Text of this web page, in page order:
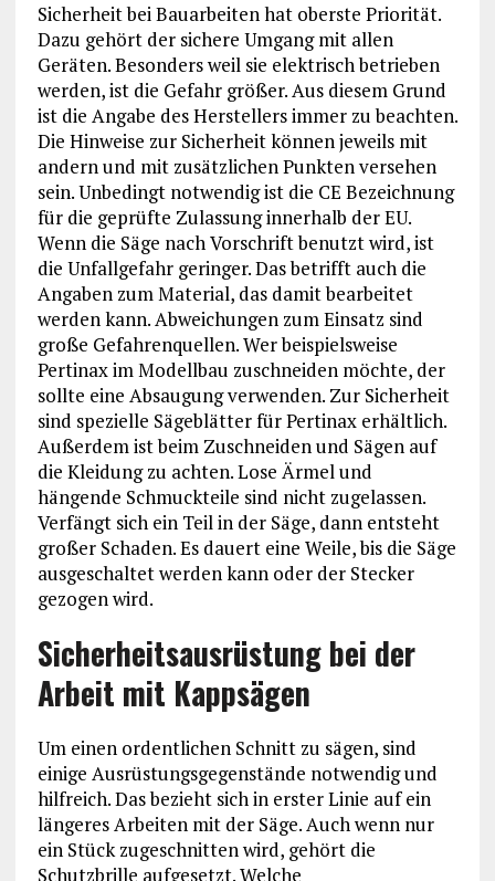
Sicherheit bei Bauarbeiten hat oberste Priorität.
Dazu gehört der sichere Umgang mit allen
Geräten. Besonders weil sie elektrisch betrieben
werden, ist die Gefahr größer. Aus diesem Grund
ist die Angabe des Herstellers immer zu beachten.
Die Hinweise zur Sicherheit können jeweils mit
andern und mit zusätzlichen Punkten versehen
sein. Unbedingt notwendig ist die CE Bezeichnung
für die geprüfte Zulassung innerhalb der EU.
Wenn die Säge nach Vorschrift benutzt wird, ist
die Unfallgefahr geringer. Das betrifft auch die
Angaben zum Material, das damit bearbeitet
werden kann. Abweichungen zum Einsatz sind
große Gefahrenquellen. Wer beispielsweise
Pertinax im Modellbau zuschneiden möchte, der
sollte eine Absaugung verwenden. Zur Sicherheit
sind spezielle Sägeblätter für Pertinax erhältlich.
Außerdem ist beim Zuschneiden und Sägen auf
die Kleidung zu achten. Lose Ärmel und
hängende Schmuckteile sind nicht zugelassen.
Verfängt sich ein Teil in der Säge, dann entsteht
großer Schaden. Es dauert eine Weile, bis die Säge
ausgeschaltet werden kann oder der Stecker
gezogen wird.
Sicherheitsausrüstung bei der
Arbeit mit Kappsägen
Um einen ordentlichen Schnitt zu sägen, sind
einige Ausrüstungsgegenstände notwendig und
hilfreich. Das bezieht sich in erster Linie auf ein
längeres Arbeiten mit der Säge. Auch wenn nur
ein Stück zugeschnitten wird, gehört die
Schutzbrille aufgesetzt. Welche